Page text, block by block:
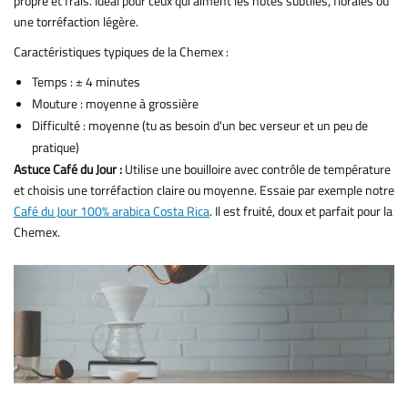
une torréfaction légère.
Caractéristiques typiques de la Chemex :
Temps : ± 4 minutes
Mouture : moyenne à grossière
Difficulté : moyenne (tu as besoin d'un bec verseur et un peu de
pratique)
Astuce Café du Jour :Utilise une bouilloire avec contrôle de température
et choisis une torréfaction claire ou moyenne. Essaie par exemple notre
Café du Jour 100% arabica Costa Rica. Il est fruité, doux et parfait pour la
Chemex.